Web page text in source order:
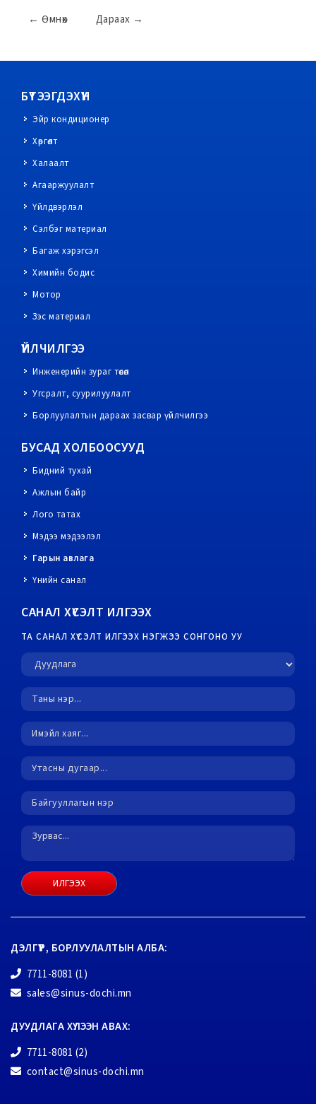
← Өмнөх Дараах →
БҮТЭЭГДЭХҮҮН
Эйр кондиционер
Хөргөлт
Халаалт
Агааржуулалт
Үйлдвэрлэл
Сэлбэг материал
Багаж хэрэгсэл
Химийн бодис
Мотор
Зэс материал
ҮЙЛЧИЛГЭЭ
Инженерийн зураг төсөл
Угсралт, суурилуулалт
Борлуулалтын дараах засвар үйлчилгээ
БУСАД ХОЛБООСУУД
Бидний тухай
Ажлын байр
Лого татах
Мэдээ мэдээлэл
Гарын авлага
Үнийн санал
САНАЛ ХҮСЭЛТ ИЛГЭЭХ
ТА САНАЛ ХҮСЭЛТ ИЛГЭЭХ НЭГЖЭЭ СОНГОНО УУ
ИЛГЭЭХ
ДЭЛГҮҮР, БОРЛУУЛАЛТЫН АЛБА:
7711-8081 (1)
sales@sinus-dochi.mn
ДУУДЛАГА ХҮЛЭЭН АВАХ:
7711-8081 (2)
contact@sinus-dochi.mn